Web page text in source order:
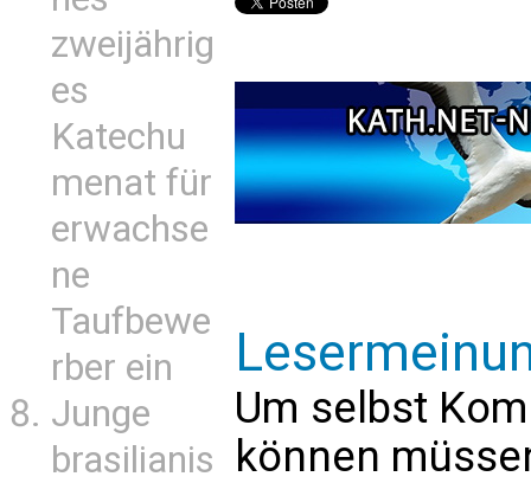
zweijährig
es
Katechu
menat für
erwachse
ne
Taufbewe
rber ein
Junge
brasilianis
Um selbst
können